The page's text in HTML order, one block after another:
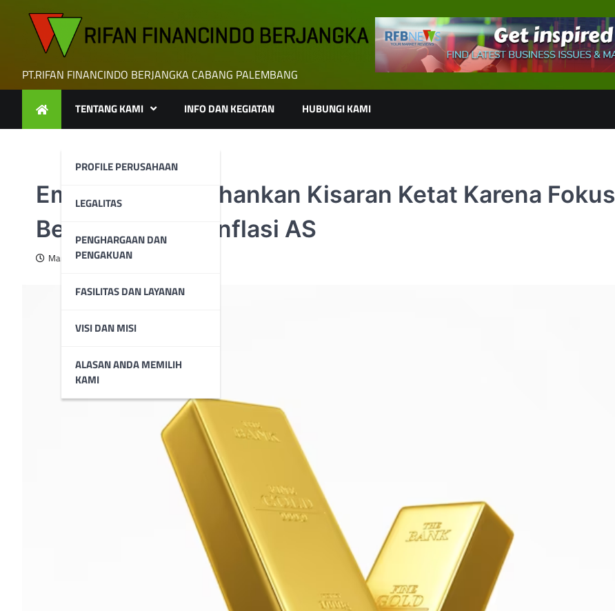
PT.RIFAN FINANCINDO BERJANGKA CABANG PALEMBANG
TENTANG KAMI
PROFILE PERUSAHAAN
LEGALITAS
PENGHARGAAN DAN
PENGAKUAN
FASILITAS DAN LAYANAN
VISI DAN MISI
ALASAN ANDA MEMILIH
KAMI
INFO DAN KEGIATAN HUBUNGI KAMI
Emas Mempertahankan Kisaran Ketat Karena Fokus
Beralih Ke Data Inflasi AS
March 26, 2024